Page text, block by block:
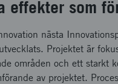
effekter som
nästa
Projektet är
områden och ett starkt
av projektet.